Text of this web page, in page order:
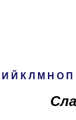
И Й К Л М Н О П